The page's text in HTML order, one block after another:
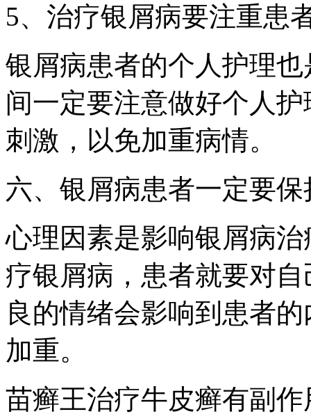
5、治疗银屑病要注重患
银屑病患者的个人护理
间一定要注意做好个人
刺激，以免加重病情。
六、银屑病患者一定要
心理因素是影响银屑病
疗银屑病，患者就要对
良的情绪会影响到患者
加重。
苗癣王治疗牛皮癣有副